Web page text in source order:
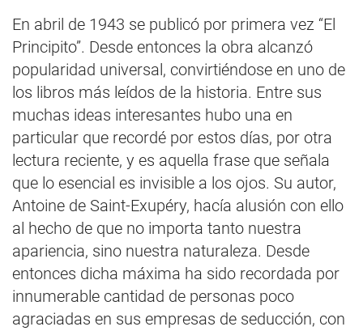
En abril de 1943 se publicó por primera vez “El
Principito”. Desde entonces la obra alcanzó
popularidad universal, convirtiéndose en uno de
los libros más leídos de la historia. Entre sus
muchas ideas interesantes hubo una en
particular que recordé por estos días, por otra
lectura reciente, y es aquella frase que señala
que lo esencial es invisible a los ojos. Su autor,
Antoine de Saint-Exupéry, hacía alusión con ello
al hecho de que no importa tanto nuestra
apariencia, sino nuestra naturaleza. Desde
entonces dicha máxima ha sido recordada por
innumerable cantidad de personas poco
agraciadas en sus empresas de seducción, con